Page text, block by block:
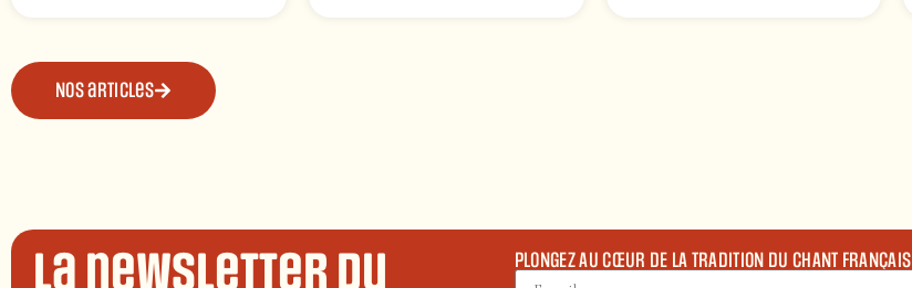
Nos articles
La newsletter du PLONGEZ AU CŒUR DE LA TRADITION DU CHANT FRANÇAIS